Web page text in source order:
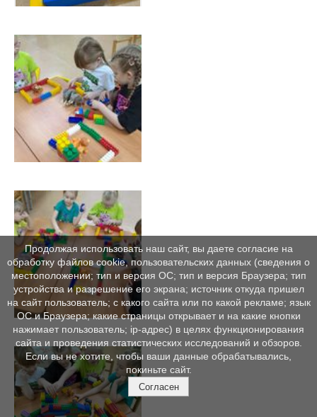
Продолжая использовать наш сайт, вы даете согласие на
обработку файлов cookie, пользовательских данных (сведения о
местоположении; тип и версия ОС; тип и версия Браузера; тип
устройства и разрешение его экрана; источник откуда пришел
на сайт пользователь; с какого сайта или по какой рекламе; язык
ОС и Браузера; какие страницы открывает и на какие кнопки
нажимает пользователь; ip-адрес) в целях функционирования
сайта и проведения статистических исследований и обзоров.
Если вы не хотите, чтобы ваши данные обрабатывались,
покиньте сайт.
Согласен